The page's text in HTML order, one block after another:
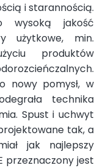
i starannością.
wysoką jakość
użytkowe, min.
produktów
nowy pomysł, w
technika
Spust i uchwyt
tak, a
jak najlepszy
przeznaczony jest